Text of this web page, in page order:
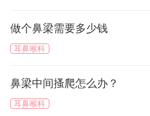
做个鼻梁需要多少钱
耳鼻喉科
鼻梁中间搔爬怎么办？
耳鼻喉科